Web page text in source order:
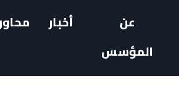
عن
المؤسس
أخبار